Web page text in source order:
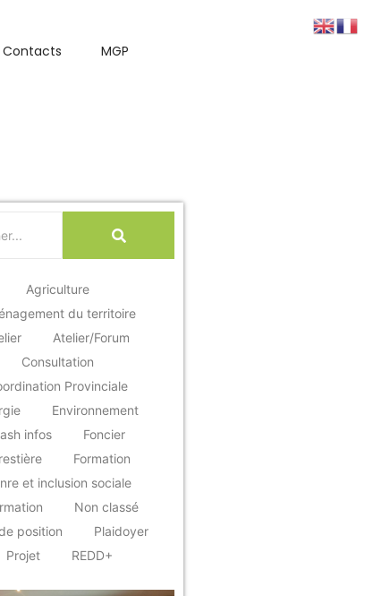
Contacts MGP
sur le
Agriculture
du territoire
Atelier/Forum
Consultation
Provinciale
Environnement
infos
Foncier
Formation
et inclusion sociale
Non classé
position
Plaidoyer
Projet
REDD+